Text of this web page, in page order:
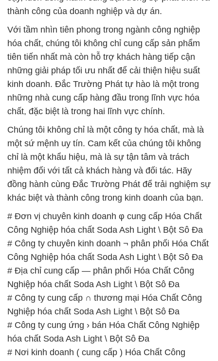
Chúng tôi không chỉ là một công ty hóa chất, mà là
một sứ mệnh uy tín. Cam kết của chúng tôi không
chỉ là một khẩu hiệu, mà là sự tận tâm và trách
nhiệm đối với tất cả khách hàng và đối tác. Hãy
đồng hành cùng Đắc Trường Phát để trải nghiệm sự
khác biệt và thành công trong kinh doanh của bạn.
# Đơn vị chuyên kinh doanh φ cung cấp Hóa Chất
Công Nghiệp hóa chất Soda Ash Light \ Bột Sô Đa
# Công ty chuyên kinh doanh ¬ phân phối Hóa Chất
Công Nghiệp hóa chất Soda Ash Light \ Bột Sô Đa
# Địa chỉ cung cấp — phân phối Hóa Chất Công
Nghiệp hóa chất Soda Ash Light \ Bột Sô Đa
# Công ty cung cấp ∩ thương mại Hóa Chất Công
Nghiệp hóa chất Soda Ash Light \ Bột Sô Đa
# Công ty cung ứng › bán Hóa Chất Công Nghiệp
hóa chất Soda Ash Light \ Bột Sô Đa
# Nơi kinh doanh ( cung cấp ) Hóa Chất Công
Nghiệp hóa chất Soda Ash Light \ Bột Sô Đa
# Cty chuyên cung cấp ¶ bán Hóa Chất Công
Nghiệp hóa chất Soda Ash Light \ Bột Sô Đa
# Địa chỉ cung ứng Σ bán Hóa Chất Công Nghiệp
hóa chất Soda Ash Light \ Bột Sô Đa
# Nơi chuyên cung ứng / phân phối Hóa Chất Công
Nghiệp hóa chất Soda Ash Light \ Bột Sô Đa
# Đơn vị kinh doanh ═ bán Hóa Chất Công Nghiệp
hóa chất Soda Ash Light \ Bột Sô Đa